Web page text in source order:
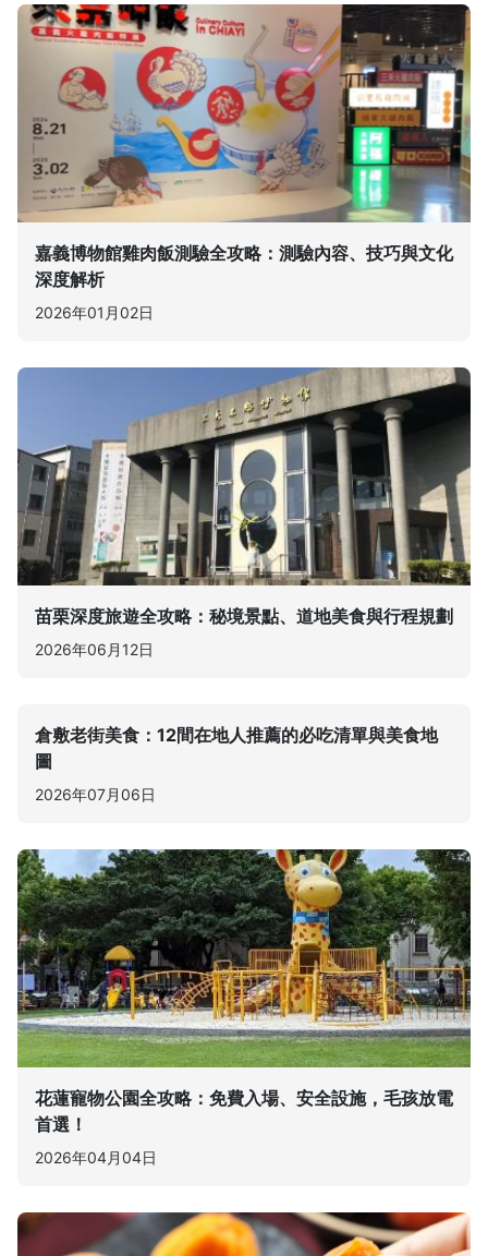
嘉義博物館雞肉飯測驗全攻略：測驗內容、技巧與文化
深度解析
2026年01月02日
苗栗深度旅遊全攻略：秘境景點、道地美食與行程規劃
2026年06月12日
倉敷老街美食：12間在地人推薦的必吃清單與美食地
圖
2026年07月06日
花蓮寵物公園全攻略：免費入場、安全設施，毛孩放電
首選！
2026年04月04日